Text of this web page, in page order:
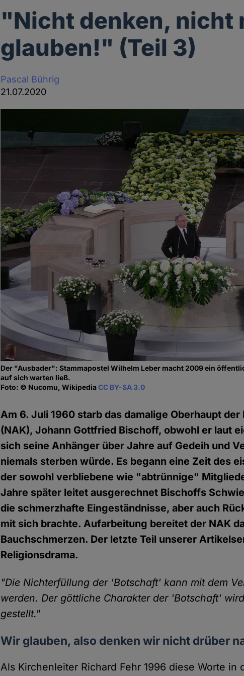
"Nicht denken, nicht
glauben!" (Teil 3)
Pascal Bührig
21.07.2020
Der "Ausbader": Stammapostel Wilhelm Leber macht 2009 ein
auf sich warten ließ.
Foto: © Nucomu, WikipediaCC BY-SA 3.0
Am 6. Juli 1960 starb das damalige Oberhaupt
(NAK), Johann Gottfried Bischoff, obwohl er laut
sich seine Anhänger über Jahre auf Gedeih und
niemals sterben würde. Es begann eine Zeit des
der sowohl verbliebene wie "abtrünnige"
Jahre später leitet ausgerechnet Bischoffs
die schmerzhafte Eingeständnisse, aber auch
mit sich brachte. Aufarbeitung bereitet der NAK
Bauchschmerzen. Der letzte Teil unserer
Religionsdrama.
"Die Nichterfüllung der 'Botschaft' kann mit dem
werden. Der göttliche Charakter der 'Botschaft'
gestellt."
Wir glauben, also denken wir nicht drüber
Als Kirchenleiter Richard Fehr 1996 diese Worte in